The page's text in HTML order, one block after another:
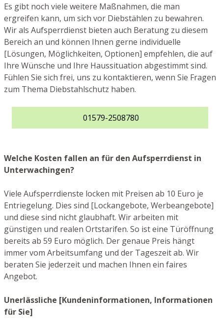
Es gibt noch viele weitere Maßnahmen, die man
ergreifen kann, um sich vor Diebstählen zu bewahren.
Wir als Aufsperrdienst bieten auch Beratung zu diesem
Bereich an und können Ihnen gerne individuelle
[Lösungen, Möglichkeiten, Optionen] empfehlen, die auf
Ihre Wünsche und Ihre Haussituation abgestimmt sind.
Fühlen Sie sich frei, uns zu kontaktieren, wenn Sie Fragen
zum Thema Diebstahlschutz haben.
01579-2508780
Welche Kosten fallen an für den Aufsperrdienst in
Unterwachingen?
Viele Aufsperrdienste locken mit Preisen ab 10 Euro je
Entriegelung. Dies sind [Lockangebote, Werbeangebote]
und diese sind nicht glaubhaft. Wir arbeiten mit
günstigen und realen Ortstarifen. So ist eine Türöffnung
bereits ab 59 Euro möglich. Der genaue Preis hängt
immer vom Arbeitsumfang und der Tageszeit ab. Wir
beraten Sie jederzeit und machen Ihnen ein faires
Angebot.
Unerlässliche [Kundeninformationen, Informationen
für Sie]